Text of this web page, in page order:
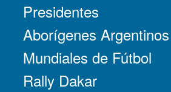
Presidentes
Aborígenes Argentinos
Mundiales de Fútbol
Rally Dakar